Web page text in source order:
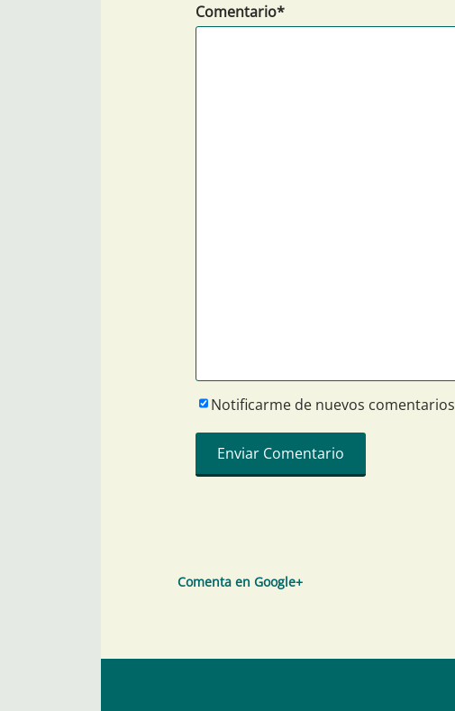
Comentario*
Notificarme de nuevos comentarios
Comenta en Google+